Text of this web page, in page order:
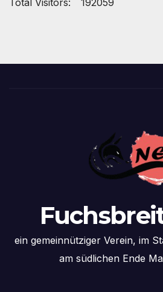
ein gemeinnütziger Verein, im
am südlichen Ende